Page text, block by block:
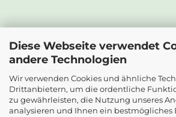
Diese Webseite verwendet
andere Technologien
Wir verwenden Cookies und ähnliche
Drittanbietern, um die ordentliche
zu gewährleisten, die Nutzung unseres
analysieren und Ihnen ein bestmögliches
KONTAKT
Die Papierwerkstatt
2232 Deutsch-Wagram
Email: info@diepapierwerkstatt.at
Tel. +43 664 5261978